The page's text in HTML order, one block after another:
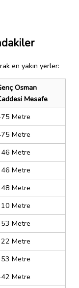
en yakın yerler:
Osman
Mesafe
Metre
Metre
Metre
Metre
Metre
Metre
Metre
Metre
Metre
Metre